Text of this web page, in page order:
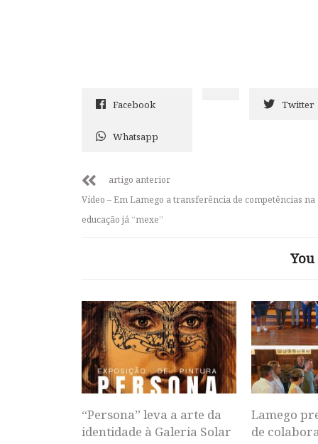
Facebook Twitter
Whatsapp
artigo anterior
Vídeo – Em Lamego a transferência de competências na
educação já “mexe”
“Persona” leva a arte da
identidade à Galeria Solar
Lamego
de